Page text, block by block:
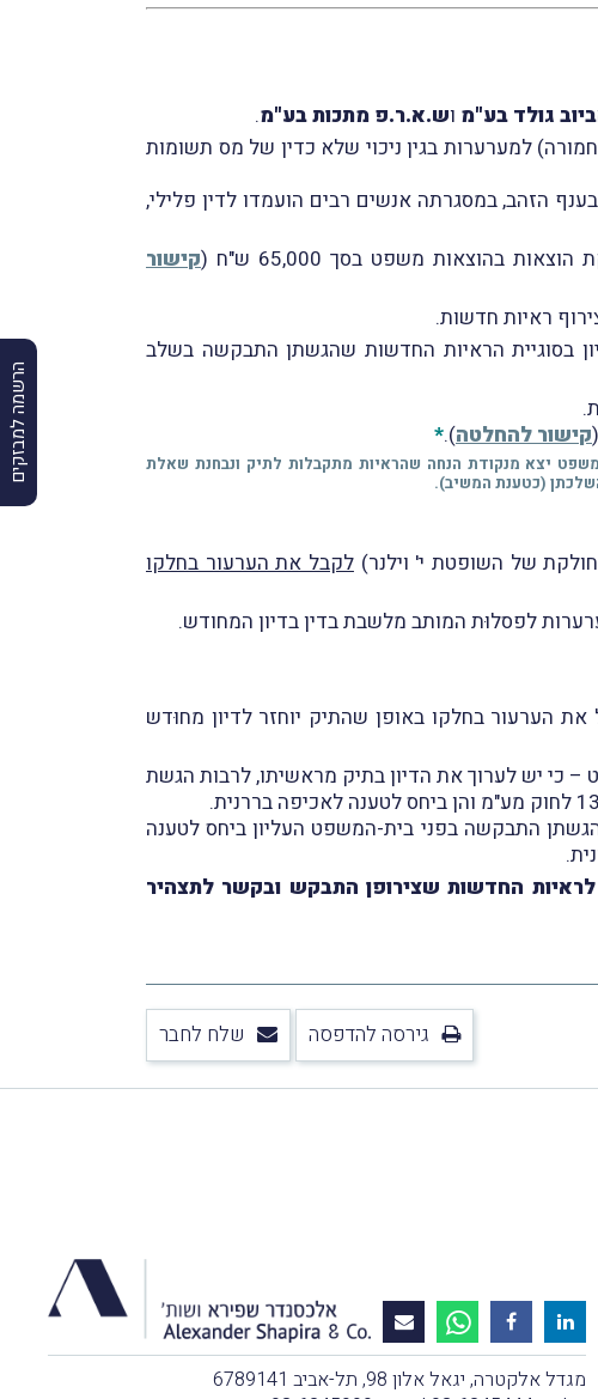
הרשמה למבזקים
גולד בע"מ וש.א.ר.פ מתכות בע"מ.
למערערות בגין ניכוי שלא כדין של מס תשומות
הזהב, במסגרתה אנשים רבים הועמדו לדין פלילי,
בהוצאות משפט בסך 65,000 ש"ח (
קישור
ראיות חדשות.
לדיון בסוגיית הראיות החדשות שהגשתן התבקשה בשלב
(קישור להחלטה).
*
יצא מנקודת הנחה שהראיות מתקבלות לתיק ונבחנת שאלת
(כטענת המשיב).
של השופטת י' וילנר)לקבל את הערעור בחלקו
לקבל את הערעור בחלקו באופן שהתיק יוחזר לדיון מחוּדש
כי יש לערוך את הדיון בתיק מראשיתו, לרבות הגשת
התבקשה בפני בית-המשפט העליון ביחס לטענה
החדשות שצירופן התבקש ובקשר לתצהיר
גירסה להדפסה שלח לחבר
מגדל אלקטרה, יגאל אלון 98, תל-אביב 6789141